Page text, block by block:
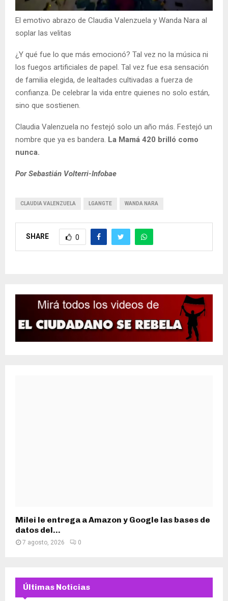
El emotivo abrazo de Claudia Valenzuela y Wanda Nara al
soplar las velitas
¿Y qué fue lo que más emocionó? Tal vez no la música ni
los fuegos artificiales de papel. Tal vez fue esa sensación
de familia elegida, de lealtades cultivadas a fuerza de
confianza. De celebrar la vida entre quienes no solo están,
sino que sostienen.
Claudia Valenzuela no festejó solo un año más. Festejó un
nombre que ya es bandera. La Mamá 420 brilló como
nunca.
Por Sebastián Volterri-Infobae
CLAUDIA VALENZUELA LGANGTE WANDA NARA
SHARE 0
Milei le entrega a Amazon y Google las bases de
datos del...
7 agosto, 2026 0
Últimas Noticias